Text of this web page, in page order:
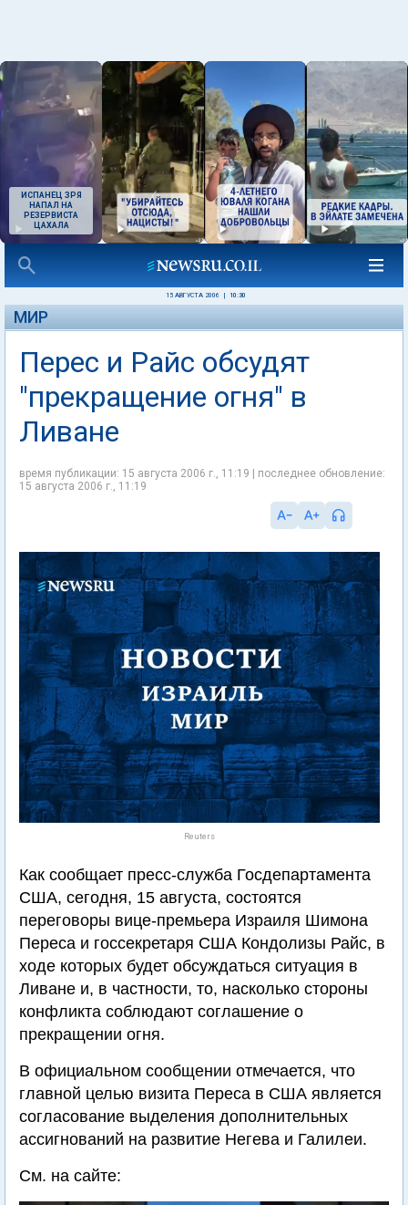
ИСПАНЕЦ ЗРЯ
НАПАЛ НА
РЕЗЕРВИСТА
ЦАХАЛА
15 АВГУСТА 2006 10:30
МИР
Перес и Райс обсудят
"прекращение огня" в
Ливане
время публикации: 15 августа 2006 г., 11:19 | последнее обновление:
15 августа 2006 г., 11:19
Reuters
Как сообщает пресс-служба Госдепартамента
США, сегодня, 15 августа, состоятся
переговоры вице-премьера Израиля Шимона
Переса и госсекретаря США Кондолизы Райс, в
ходе которых будет обсуждаться ситуация в
Ливане и, в частности, то, насколько стороны
конфликта соблюдают соглашение о
прекращении огня.
В официальном сообщении отмечается, что
главной целью визита Переса в США является
согласование выделения дополнительных
ассигнований на развитие Негева и Галилеи.
См. на сайте: